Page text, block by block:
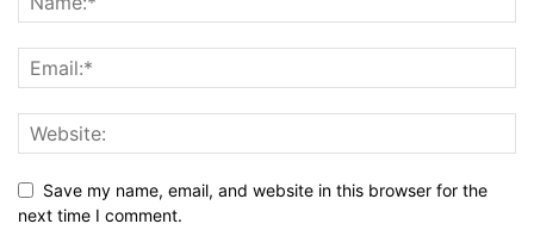
Save my name, email, and website in this browser for the
next time I comment.